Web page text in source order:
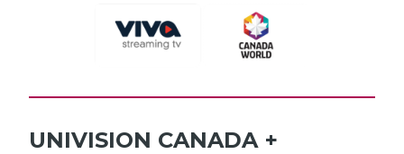
UNIVISION CANADA